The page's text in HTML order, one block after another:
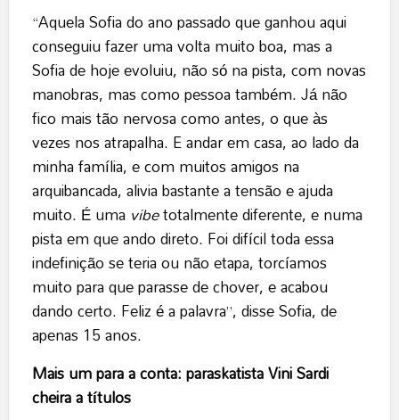
“Aquela Sofia do ano passado que ganhou aqui
conseguiu fazer uma volta muito boa, mas a
Sofia de hoje evoluiu, não só na pista, com novas
manobras, mas como pessoa também. Já não
fico mais tão nervosa como antes, o que às
vezes nos atrapalha. E andar em casa, ao lado da
minha família, e com muitos amigos na
arquibancada, alivia bastante a tensão e ajuda
muito. É uma vibetotalmente diferente, e numa
pista em que ando direto. Foi difícil toda essa
indefinição se teria ou não etapa, torcíamos
muito para que parasse de chover, e acabou
dando certo. Feliz é a palavra”, disse Sofia, de
apenas 15 anos.
Mais um para a conta: paraskatista Vini Sardi
cheira a títulos